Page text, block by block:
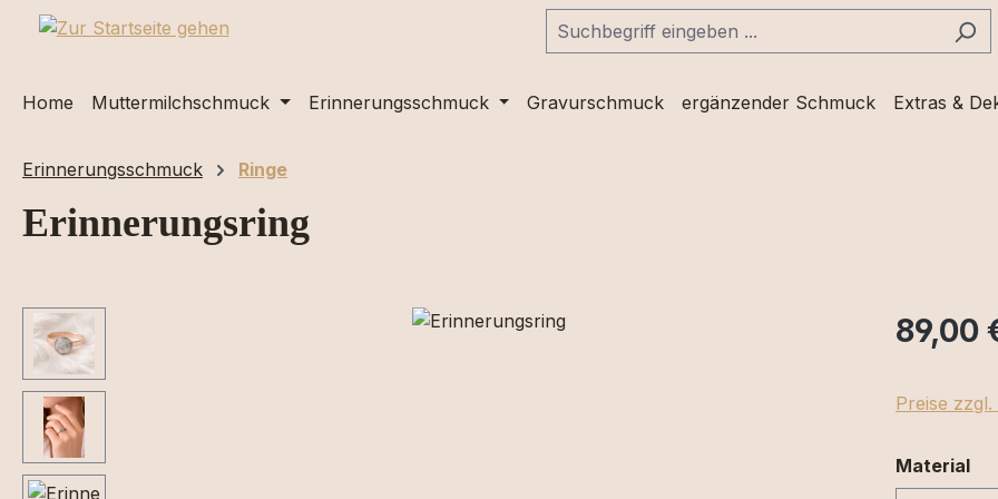
Hauptinhalt springen
Zur Suche springen
Zur Hauptnavigation springen
Home Muttermilchschmuck Erinnerungsschmuck Gravurschmuck ergänzender Schmuck Extras &
Erinnerungsschmuck Ringe
Erinnerungsring
Bildergalerie überspringen 89,00
Preise
Material